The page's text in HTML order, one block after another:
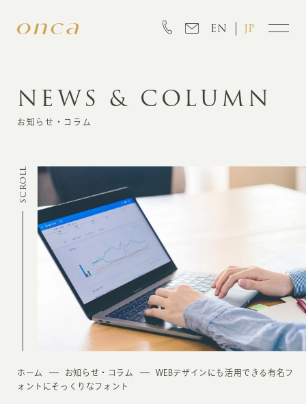
EN JP
INFORMATION
CREATION
MARKETING
NEWS & COLUMN
お知らせ・コラム
SCROLL
ホーム お知らせ・コラム
WEBデザインにも活用できる有名フ
ォントにそっくりなフォント